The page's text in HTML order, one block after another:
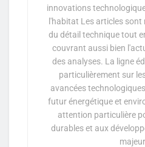
innovations
l'habitat Les articles sont
du détail technique tout
couvrant aussi bien
des analyses. La ligne
particulièrement sur
avancées
futur énergétique et
attention particulière
durables et aux